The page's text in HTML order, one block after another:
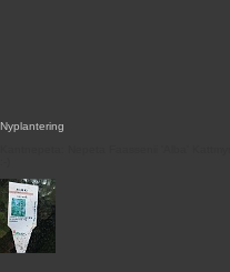
Nyplantering